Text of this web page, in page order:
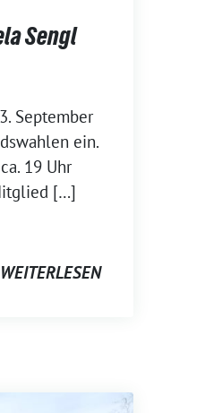
Sengl
September
ein.
19 Uhr
[…]
WEITERLESEN